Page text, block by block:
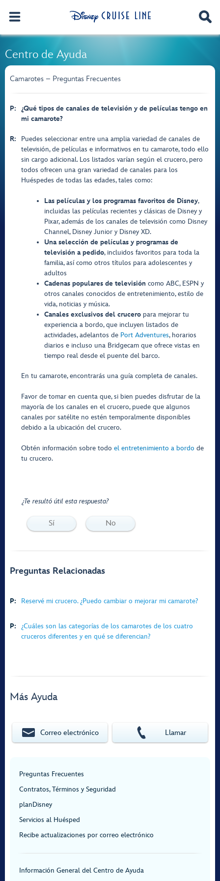
Centro de Ayuda
Camarotes – Preguntas Frecuentes
P:
¿Qué tipos de canales de televisión y de películas tengo en
mi camarote?
R:
Puedes seleccionar entre una amplia variedad de canales de
televisión, de películas e informativos en tu camarote, todo ello
sin cargo adicional. Los listados varían según el crucero, pero
todos ofrecen una gran variedad de canales para los
Huéspedes de todas las edades, tales como:
Las películas y los programas favoritos de Disney,
incluidas las películas recientes y clásicas de Disney y
Pixar, además de los canales de televisión como Disney
Channel, Disney Junior y Disney XD.
Una selección de películas y programas de
televisión a pedido, incluidos favoritos para toda la
familia, así como otros títulos para adolescentes y
adultos
Cadenas populares de televisión como ABC, ESPN y
otros canales conocidos de entretenimiento, estilo de
vida, noticias y música.
Canales exclusivos del cruceropara mejorar tu
experiencia a bordo, que incluyen listados de
actividades, adelantos de Port Adventures, horarios
diarios e incluso una Bridgecam que ofrece vistas en
tiempo real desde el puente del barco.
En tu camarote, encontrarás una guía completa de canales.
Favor de tomar en cuenta que, si bien puedes disfrutar de la
mayoría de los canales en el crucero, puede que algunos
canales por satélite no estén temporalmente disponibles
debido a la ubicación del crucero.
Obtén información sobre todo el entretenimiento a bordo de
tu crucero.
¿Te resultó útil esta respuesta?
Sí No
Preguntas Relacionadas
P: Reservé mi crucero. ¿Puedo cambiar o mejorar mi camarote?
P:
¿Cuáles son las categorías de los camarotes de los cuatro
cruceros diferentes y en qué se diferencian?
Más Ayuda
Correo electrónico Llamar
Preguntas Frecuentes
Contratos, Términos y Seguridad
planDisney
Servicios al Huésped
Recibe actualizaciones por correo electrónico
Información General del Centro de Ayuda